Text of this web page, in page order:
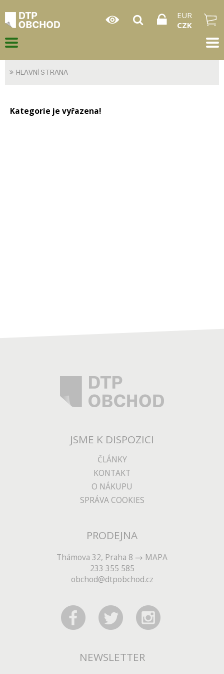
EUR
CZK
HLAVNÍ STRANA
Kategorie je vyřazena!
JSME K DISPOZICI
ČLÁNKY
KONTAKT
O NÁKUPU
SPRÁVA COOKIES
PRODEJNA
Thámova 32, Praha 8
MAPA
233 355 585
obchod@dtpobchod.cz
NEWSLETTER